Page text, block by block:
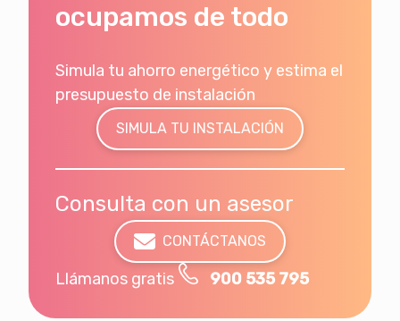
ocupamos de todo
Simula tu ahorro energético y estima el
presupuesto de instalación
SIMULA TU INSTALACIÓN
Consulta con un asesor
CONTÁCTANOS
Llámanos gratis 900 535 795